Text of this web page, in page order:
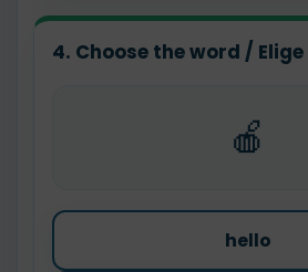
4. Choose the word /
🍎
hello